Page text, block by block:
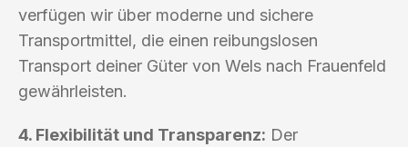
verfügen wir über moderne und sichere
Transportmittel, die einen reibungslosen
Transport deiner Güter von Wels nach Frauenfeld
gewährleisten.
4. Flexibilität und Transparenz: Der